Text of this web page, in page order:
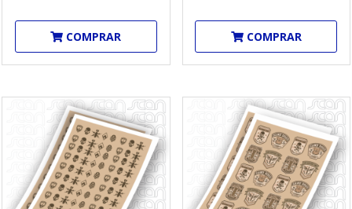
COMPRAR COMPRAR